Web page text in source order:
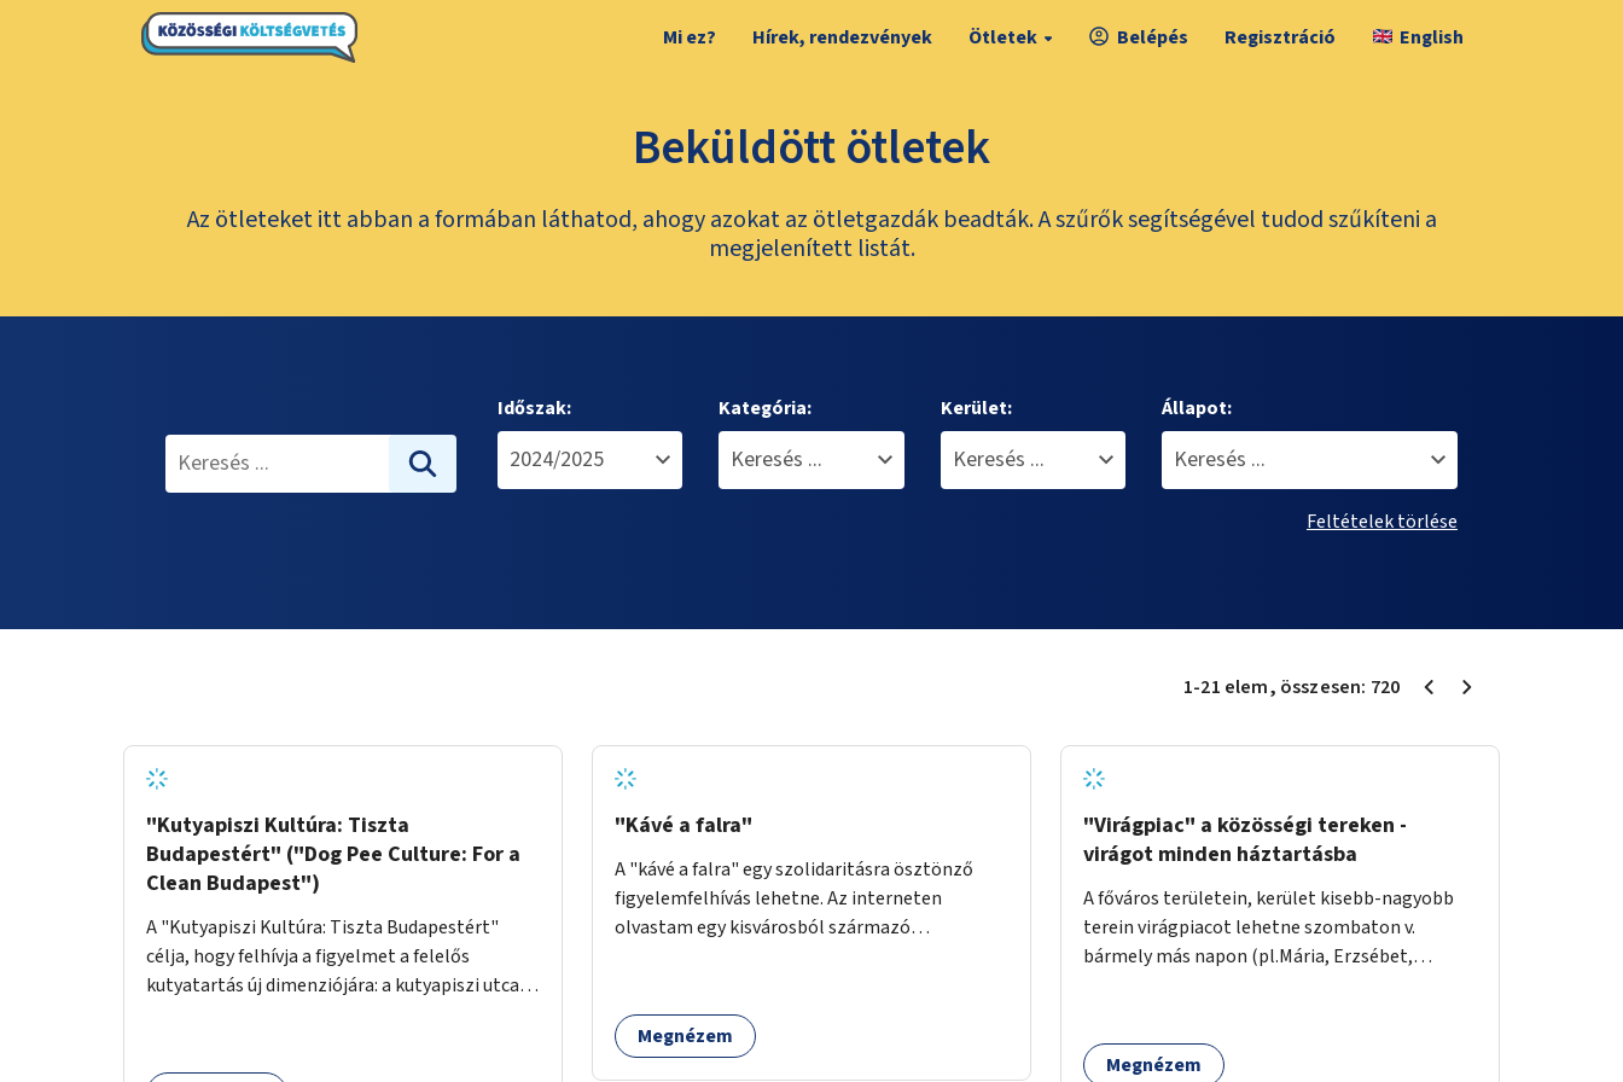
Mi ez? Hírek, rendezvények Ötletek Belépés Regisztráció English
Beküldött ötletek
Az ötleteket itt abban a formában láthatod, ahogy azokat az ötletgazdák beadták. A szűrők segítségével tudod szűkíteni a
megjelenített listát.
Időszak: Kategória: Kerület: Állapot:
Feltételek törlése
1-21 elem, összesen: 720
"Kutyapiszi Kultúra: Tiszta
Budapestért" ("Dog Pee Culture: For a
Clean Budapest")
A "Kutyapiszi Kultúra: Tiszta Budapestért"
célja, hogy felhívja a figyelmet a felelős
kutyatartás új dimenziójára: a kutyapiszi utcai
hogy séta közben, amikor kedvencük a járdára
"Kávé a falra"
A "kávé a falra" egy szolidaritásra ösztönző
figyelemfelhívás lehetne. Az interneten
olvastam egy kisvárosból származó
dolgozói a falra. Ha egy arra rászoruló betért, a
falról ingyenesen megkaphatta a már
Megnézem
"Virágpiac" a közösségi tereken -
virágot minden háztartásba
A főváros területein, kerület kisebb-nagyobb
terein virágpiacot lehetne szombaton v.
bármely más napon (pl.Mária, Erzsébet,
helyeket, 50-150nm vagy afeletti területet (ha
sokakat érdekelne). Névleges összeget fizetne
Megnézem